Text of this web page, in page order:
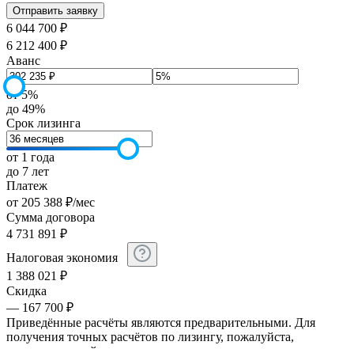
6 044 700 ₽
6 212 400 ₽
Аванс
от 5%
до 49%
Срок лизинга
от 1 года
до 7 лет
Платеж
от 205 388 ₽/мес
Сумма договора
4 731 891 ₽
Налоговая экономия
1 388 021 ₽
Скидка
— 167 700 ₽
Приведённые расчёты являются предварительными. Для
получения точных расчётов по лизингу, пожалуйста,